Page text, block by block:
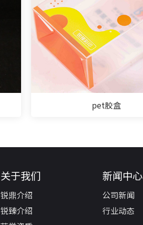
pet胶盒
关于我们
锐鼎介绍
锐臻介绍
新闻中心
公司新闻
行业动态